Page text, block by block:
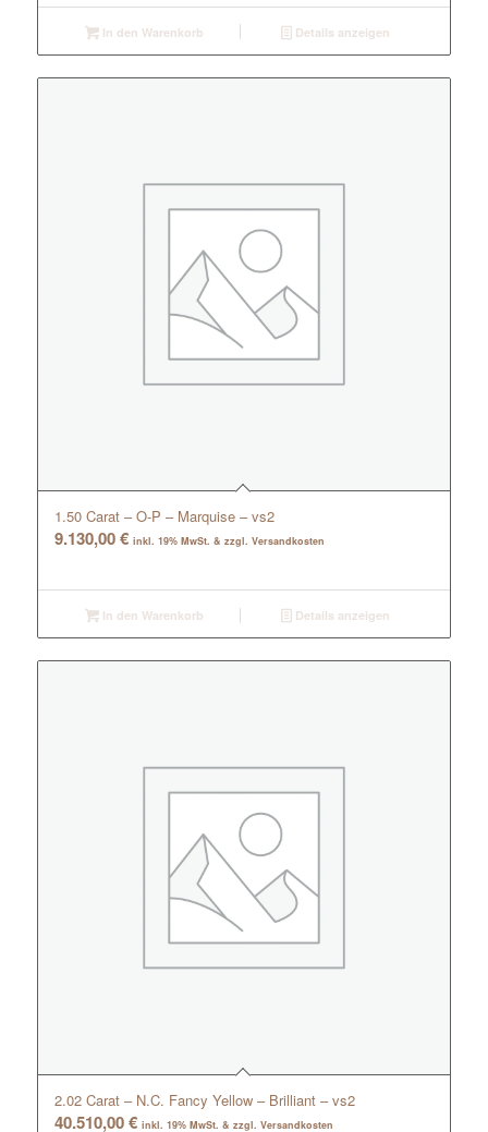
In den Warenkorb Details anzeigen
1.50 Carat – O-P – Marquise – vs2
9.130,00€ inkl. 19% MwSt. & zzgl. Versandkosten
In den Warenkorb Details anzeigen
2.02 Carat – N.C. Fancy Yellow – Brilliant – vs2
40.510,00€ inkl. 19% MwSt. & zzgl. Versandkosten